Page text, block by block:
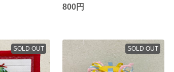
800円
SOLD OUT SOLD OUT